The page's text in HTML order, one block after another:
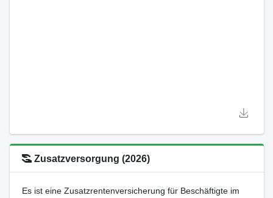
Zusatzversorgung (2026)
Es ist eine Zusatzrentenversicherung für Beschäftigte im